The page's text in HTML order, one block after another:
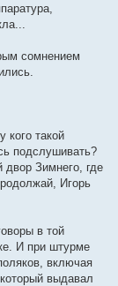
сомнением
кого такой
подслушивать?
Зимнего, где
Игорь
в той
И при штурме
включая
выдавал